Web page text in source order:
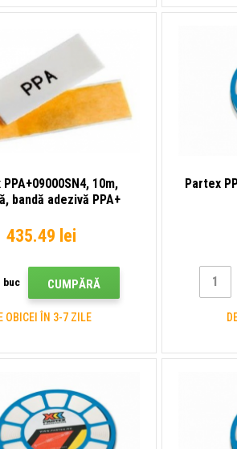
10m,
bandă adezivă PPA+
435.49 lei
buc CUMPĂRĂ
OBICEI ÎN 3-7 ZILE
Partex